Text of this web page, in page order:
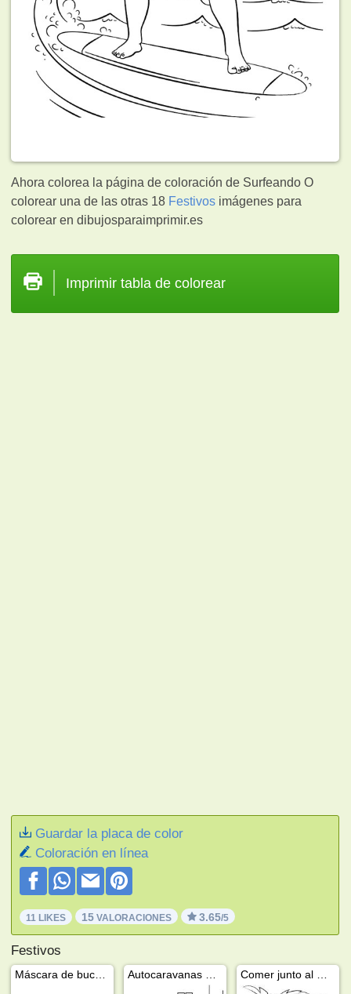
Ahora colorea la página de coloración de Surfeando O
colorear una de las otras 18 Festivos imágenes para
colorear en dibujosparaimprimir.es
Imprimir tabla de colorear
Guardar la placa de color
Coloración en línea
11 LIKES 15 VALORACIONES 3.65/5
Festivos